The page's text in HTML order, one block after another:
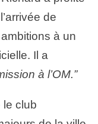
de
à un
Il a
à l’OM.”
le club